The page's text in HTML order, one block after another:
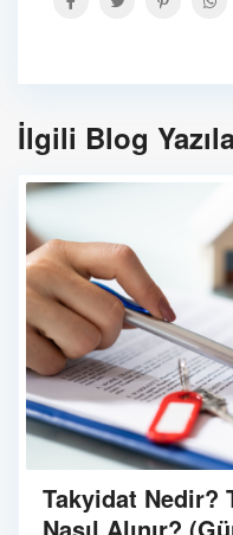
İlgili Blog
Takyidat Nedir?